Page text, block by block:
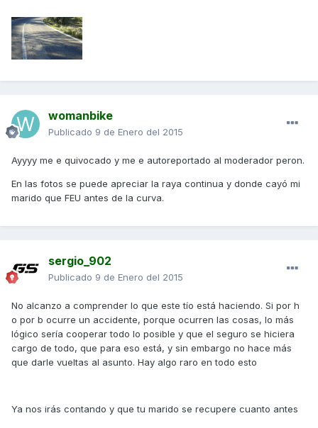
womanbike
Publicado 9 de Enero del 2015
Ayyyy me e quivocado y me e autoreportado al moderador peron.
En las fotos se puede apreciar la raya continua y donde cayó mi
marido que FEU antes de la curva.
sergio_902
Publicado 9 de Enero del 2015
No alcanzo a comprender lo que este tío está haciendo. Si por h
o por b ocurre un accidente, porque ocurren las cosas, lo más
lógico sería cooperar todo lo posible y que el seguro se hiciera
cargo de todo, que para eso está, y sin embargo no hace más
que darle vueltas al asunto. Hay algo raro en todo esto
Ya nos irás contando y que tu marido se recupere cuanto antes